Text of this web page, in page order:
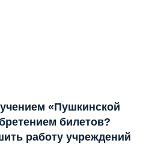
«Пушкинской
билетов?
работу учреждений